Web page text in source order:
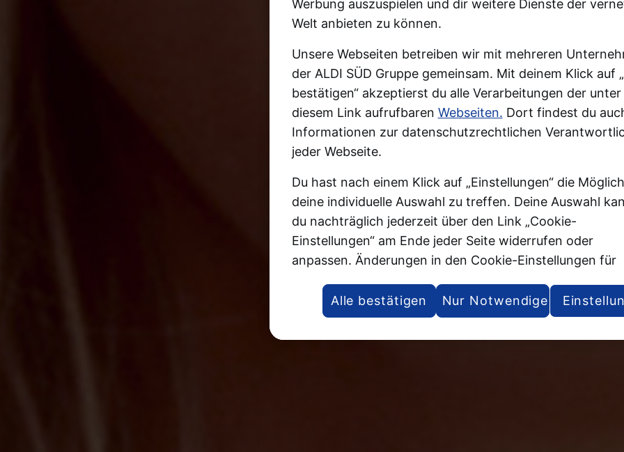
Werbung auszuspielen und dir weitere Dienste der
Welt anbieten zu können.
Unsere Webseiten betreiben wir mit mehreren
der ALDI SÜD Gruppe gemeinsam. Mit deinem Klick auf
bestätigen“ akzeptierst du alle Verarbeitungen der unter
diesem Link aufrufbaren Webseiten. Dort findest du
Informationen zur datenschutzrechtlichen
jeder Webseite.
Du hast nach einem Klick auf „Einstellungen“ die
deine individuelle Auswahl zu treffen. Deine Auswahl
du nachträglich jederzeit über den Link „Cookie-
Einstellungen“ am Ende jeder Seite widerrufen oder
anpassen. Änderungen in den Cookie-Einstellungen für
Fenstern deines Browsers oder der App geöffnet hast,
werden wirksam, wenn die jeweilige Webseite, der Tab
die App aktualisiert oder geschlossen und anschließend
Nur Notwendige
Alle bestätigen